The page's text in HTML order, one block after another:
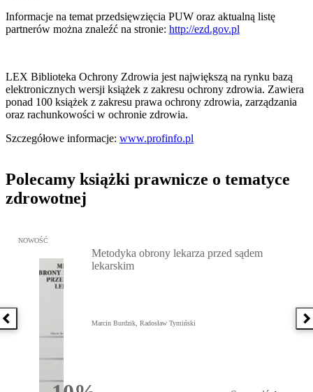
Informacje na temat przedsięwzięcia PUW oraz aktualną listę
partnerów można znaleźć na stronie: http://ezd.gov.pl
LEX Biblioteka Ochrony Zdrowia jest największą na rynku bazą
elektronicznych wersji książek z zakresu ochrony zdrowia. Zawiera
ponad 100 książek z zakresu prawa ochrony zdrowia, zarządzania
oraz rachunkowości w ochronie zdrowia.
Szczegółowe informacje: www.profinfo.pl
Polecamy książki prawnicze o tematyce
zdrowotnej
Poprzednia książka
Przejdź do: Metodyka obrony lekarza przed sądem lekarskim,
NOWOŚĆ
Metodyka obrony lekarza przed sądem
lekarskim
Marcin Burdzik, Radosław Tymiński